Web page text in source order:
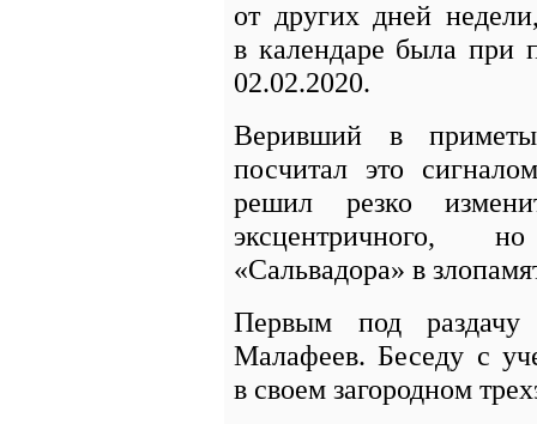
от других дней
в календаре была при
02.02.2020.
Веривший в
посчитал это
решил резко
эксцентричного,
«Сальвадора» в
Первым под
Малафеев. Беседу с
в своем загородном